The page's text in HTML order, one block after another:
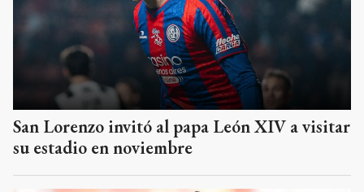
San Lorenzo invitó al papa León XIV a visitar
su estadio en noviembre